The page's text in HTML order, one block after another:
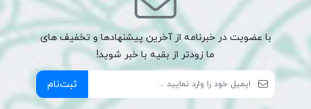
با عضویت در خبرنامه از آخرین پیشنهادها و تخفیف های
ما زودتر از بقیه با خبر شوید!
ثبت‌نام